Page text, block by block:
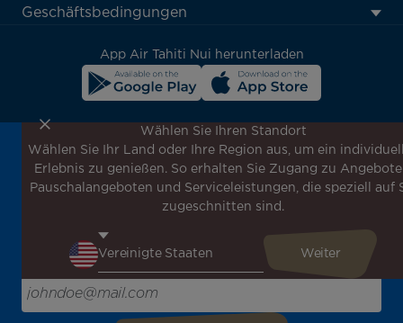
menu
Geschäftsbedingungen
App Air Tahiti Nui herunterladen
Melden Sie sich für unseren Newsletter an, um die
neuesten Nachrichten zu erhalten!
Erhalten Sie unsere verschiedenen Sonderangebote und
Aktionen vor allen anderen, entdecken Sie unsere
inspirieren!
Bitte geben Sie hier Ihre E-Mail-Adresse ein
Wählen Sie Ihren Standort
Wählen Sie Ihr Land oder Ihre Region aus, um ein
Erlebnis zu genießen. So erhalten Sie Zugang zu
Pauschalangeboten und Serviceleistungen, die speziell auf
zugeschnitten sind.